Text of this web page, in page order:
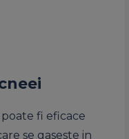
fi eficace
se gaseste in